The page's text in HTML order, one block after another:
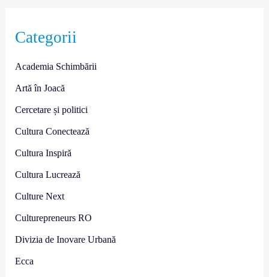
Categorii
Academia Schimbării
Artă în Joacă
Cercetare și politici
Cultura Conectează
Cultura Inspiră
Cultura Lucrează
Culture Next
Culturepreneurs RO
Divizia de Inovare Urbană
Ecca